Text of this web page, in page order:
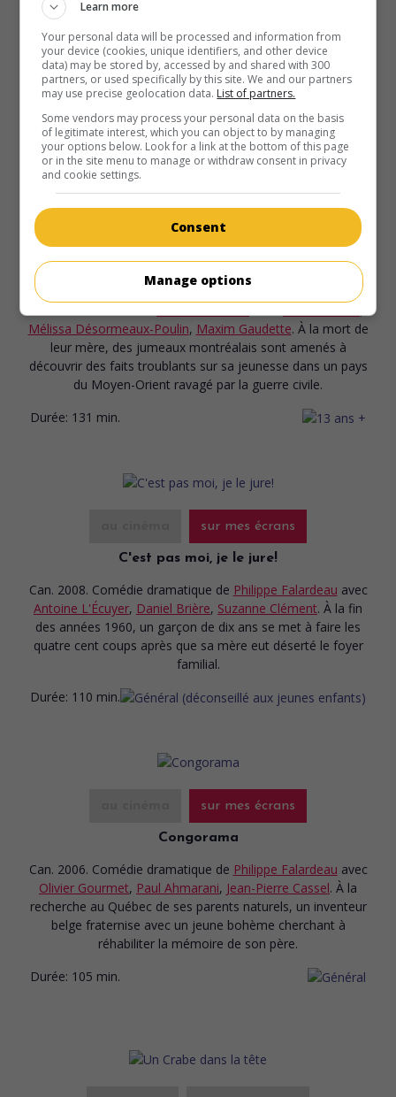
Desmarais avec Thomas Haden Church
Vincent Hoss-Desmarais . Après avoir tué accidentellement
un homme avec sa déneigeuse, un Québécois d'origine
texane se cache en forêt, où il se remémore les
circonstances de sa rencontre avec sa victime.
Durée: 91 min.
au cinéma sur mes écrans
Incendies
Mélissa Désormeaux-Poulin, Maxim Gaudette. À la mort de
leur mère, des jumeaux montréalais sont amenés à
découvrir des faits troublants sur sa jeunesse dans un pays
du Moyen-Orient ravagé par la guerre civile.
Durée: 131 min.
sur mes écrans
C'est pas moi, je le jure!
Can. 2008. Comédie dramatique de Philippe Falardeau avec
Antoine L'Écuyer, Daniel Brière, Suzanne Clément. À la fin
des années 1960, un garçon de dix ans se met à faire les
quatre cent coups après que sa mère eut déserté le foyer
familial.
Durée: 110 min.
sur mes écrans
Congorama
Can. 2006. Comédie dramatique de Philippe Falardeau avec
Olivier Gourmet, Paul Ahmarani, Jean-Pierre Cassel. À la
recherche au Québec de ses parents naturels, un inventeur
belge fraternise avec un jeune bohème cherchant à
réhabiliter la mémoire de son père.
Durée: 105 min.
Learn more
Your personal data will be processed and information from
your device (cookies, unique identifiers, and other device
data) may be stored by, accessed by and shared with 300
partners, or used specifically by this site. We and our partners
may use precise geolocation data. List of partners.
Some vendors may process your personal data on the basis
of legitimate interest, which you can object to by managing
your options below. Look for a link at the bottom of this page
or in the site menu to manage or withdraw consent in privacy
and cookie settings.
Consent
Manage options